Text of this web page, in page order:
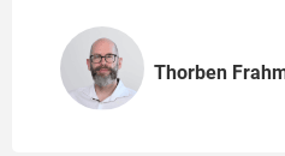
Thorben